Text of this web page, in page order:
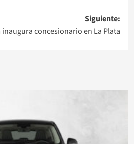
Siguiente:
inaugura concesionario en La Plata